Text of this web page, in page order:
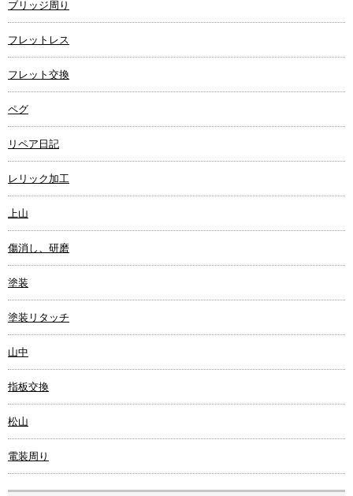
ブリッジ周り
フレットレス
フレット交換
ペグ
リペア日記
レリック加工
上山
傷消し、研磨
塗装
塗装リタッチ
山中
指板交換
松山
電装周り